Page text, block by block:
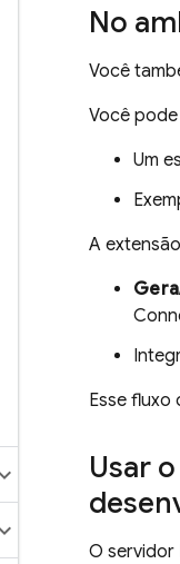
No
Você
Você
Um
A
Esse
Usar
O servidor